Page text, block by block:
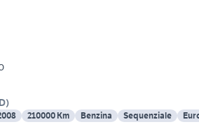
)
210000 Km Benzina Sequenziale